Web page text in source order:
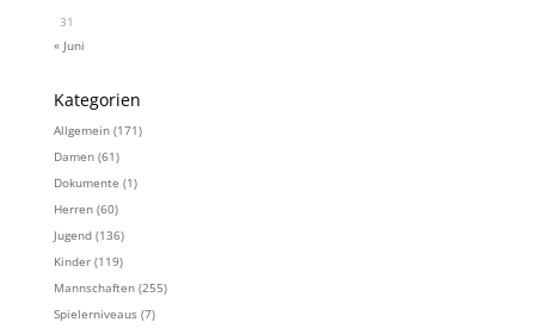
31
« Juni
Kategorien
Allgemein(171)
Damen(61)
Dokumente (1)
Herren(60)
Jugend(136)
Kinder(119)
Mannschaften(255)
Spielerniveaus(7)